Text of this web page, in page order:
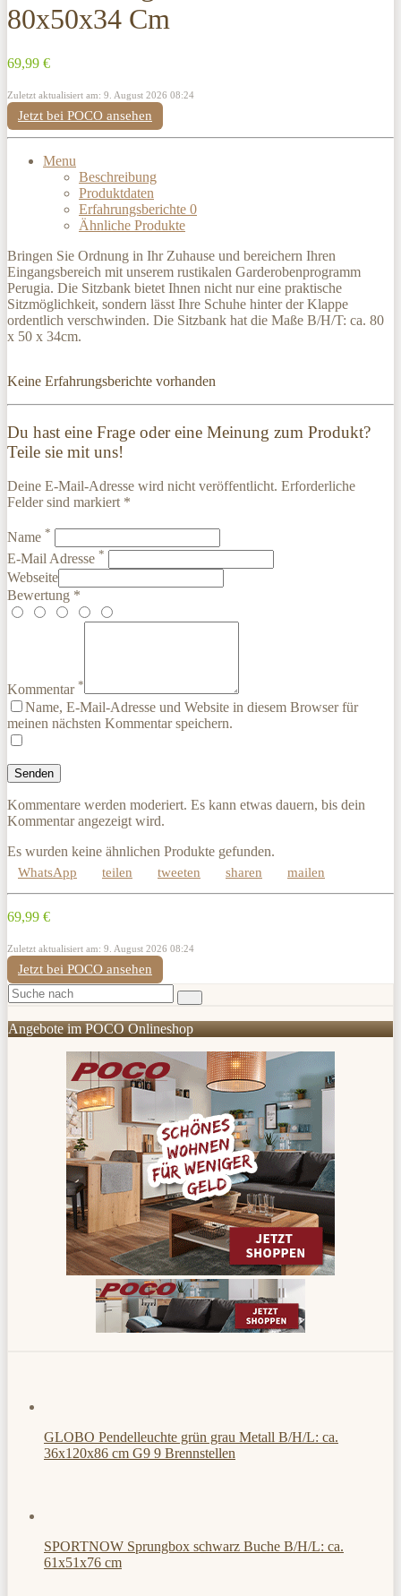
80x50x34 Cm
69,99 €
Zuletzt aktualisiert am: 9. August 2026 08:24
Jetzt bei POCO ansehen
Menu
Beschreibung
Produktdaten
Erfahrungsberichte 0
Ähnliche Produkte
Bringen Sie Ordnung in Ihr Zuhause und bereichern Ihren
Eingangsbereich mit unserem rustikalen Garderobenprogramm
Perugia. Die Sitzbank bietet Ihnen nicht nur eine praktische
Sitzmöglichkeit, sondern lässt Ihre Schuhe hinter der Klappe
ordentlich verschwinden. Die Sitzbank hat die Maße B/H/T: ca. 80
x 50 x 34cm.
Keine Erfahrungsberichte vorhanden
Du hast eine Frage oder eine Meinung zum Produkt?
Teile sie mit uns!
Deine E-Mail-Adresse wird nicht veröffentlicht. Erforderliche
Felder sind markiert *
Name *
E-Mail Adresse *
Webseite
Bewertung *
Kommentar *
Name, E-Mail-Adresse und Website in diesem Browser für
meinen nächsten Kommentar speichern.
Kommentare werden moderiert. Es kann etwas dauern, bis dein
Kommentar angezeigt wird.
Es wurden keine ähnlichen Produkte gefunden.
WhatsApp teilen tweeten sharen mailen
69,99 €
Zuletzt aktualisiert am: 9. August 2026 08:24
Jetzt bei POCO ansehen
Angebote im POCO Onlineshop
GLOBO Pendelleuchte grün grau Metall B/H/L: ca.
36x120x86 cm G9 9 Brennstellen
SPORTNOW Sprungbox schwarz Buche B/H/L: ca.
61x51x76 cm